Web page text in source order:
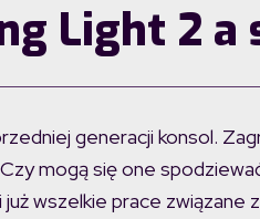
Light 2 a
generacji konsol.
mogą się one
wszelkie prace związane